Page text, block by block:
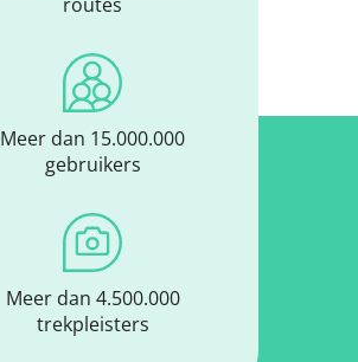
Meer dan 15.000.000
gebruikers
Meer dan 4.500.000
trekpleisters